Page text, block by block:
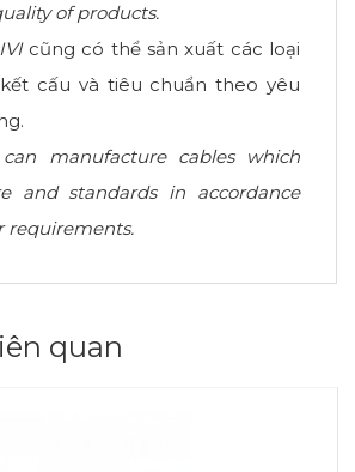
of products.
cũng có thể sản xuất các loại
cấu và tiêu chuẩn theo yêu
can manufacture cables which
and standards in accordance
requirements.
quan